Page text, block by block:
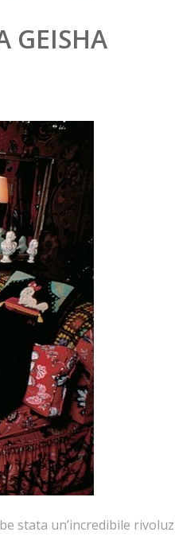
GEISHA
stata un’incredibile